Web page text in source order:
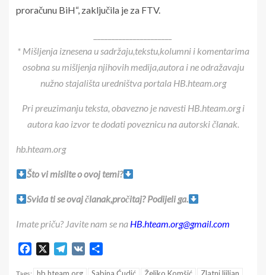
proračunu BiH“, zaključila je za FTV.
* Mišljenja iznesena u sadržaju,tekstu,kolumni i komentarima
osobna su mišljenja njihovih medija,autora i ne odražavaju
nužno stajališta uredništva portala HB.hteam.org
Pri preuzimanju teksta, obavezno je navesti HB.hteam.org i
autora kao izvor te dodati poveznicu na autorski članak.
hb.hteam.org
Što vi mislite o ovoj temi?
Sviđa ti se ovaj članak,pročitaj? Podijeli ga.
Imate priču? Javite nam se na HB.hteam.org@gmail.com
Facebook Telegram
VK